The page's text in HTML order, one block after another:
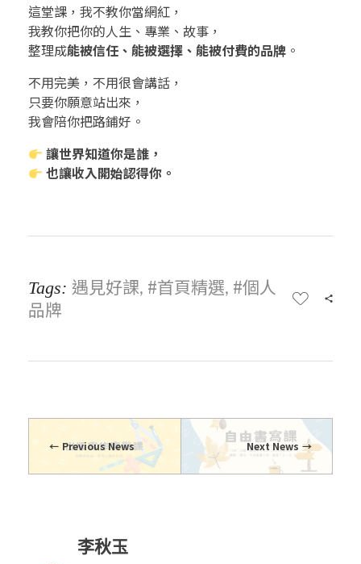
這堂課，我不教你當網紅，
我教你把你的人生、專業、故事，
整理成能被信任、能被選擇、能被付費的品牌 。
不用完美，不用很會講話，
只要你願意站出來，
我會陪你把路鋪好。
讓世界知道你是誰，
也讓收入開始認得你。
Tags: 遇見好課, #首頁精選, #個人
品牌
Previous News Next News
李秋玉